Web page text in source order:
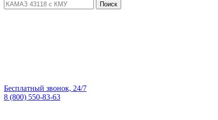
Поиск
Бесплатный звонок, 24/7
8 (800) 550-83-63